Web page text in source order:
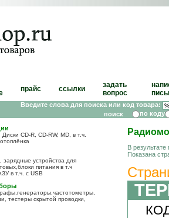
прайс ссылки
задать
вопрос
Введите слова для поиска или код товара:
по коду
CD-R, CD-RW, MD, в т.ч.
зарядные устройства для
питания в т.ч
в т.ч. с USB
тестеры скрытой проводки,
В
Показана